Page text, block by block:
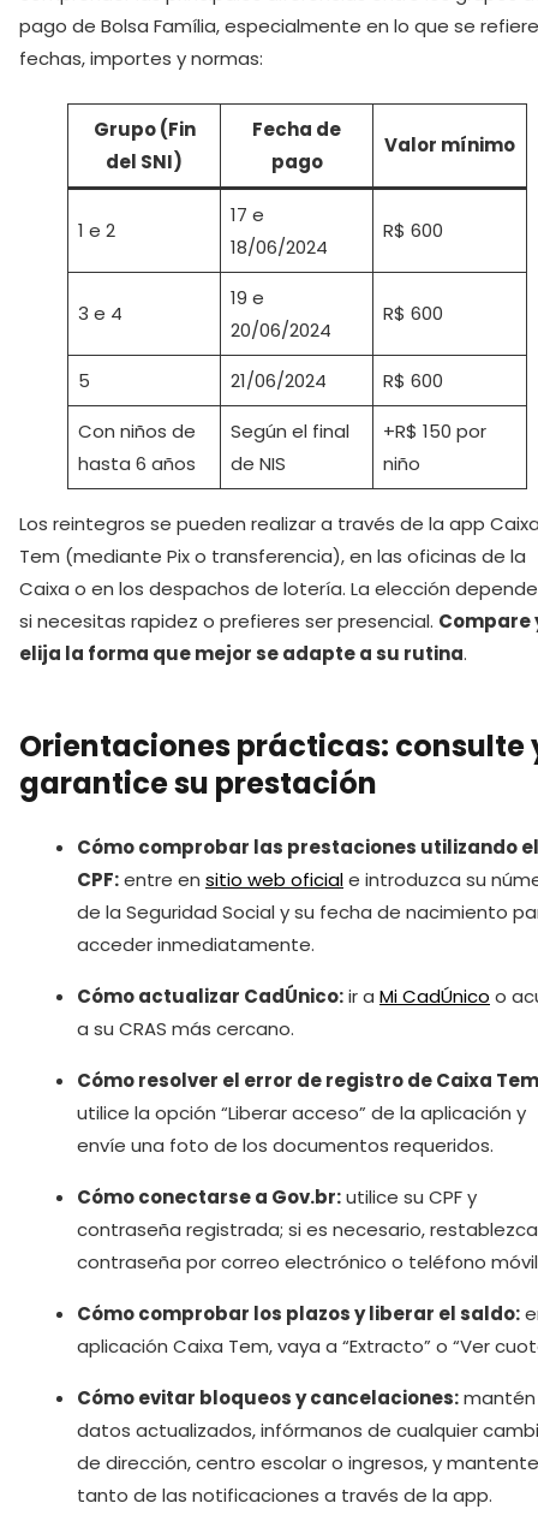
pago de Bolsa Família, especialmente en lo que se
fechas, importes y normas:
Grupo (Fin
del SNI)
Fecha de
pago
Valor mínimo
1 e 2
17 e
18/06/2024
R$ 600
3 e 4
19 e
20/06/2024
R$ 600
5 21/06/2024
R$ 600
Con niños de
hasta 6 años
Según el final
de NIS
+R$ 150 por
niño
Los reintegros se pueden realizar a través de la app
Tem (mediante Pix o transferencia), en las oficinas de la
Caixa o en los despachos de lotería. La elección
si necesitas rapidez o prefieres ser presencial. Compare
elija la forma que mejor se adapte a su rutina.
Orientaciones prácticas: consulte
garantice su prestación
Cómo comprobar las prestaciones utilizando el
CPF:entre en sitio web oficiale introduzca su
de la Seguridad Social y su fecha de nacimiento
acceder inmediatamente.
Cómo actualizar CadÚnico:ir a Mi CadÚnico o
a su CRAS más cercano.
Cómo resolver el error de registro de Caixa
utilice la opción “Liberar acceso” de la aplicación y
envíe una foto de los documentos requeridos.
Cómo conectarse a Gov.br:utilice su CPF y
contraseña registrada; si es necesario,
contraseña por correo electrónico o teléfono
Cómo comprobar los plazos y liberar el saldo:
aplicación Caixa Tem, vaya a “Extracto” o “Ver
Cómo evitar bloqueos y cancelaciones:
datos actualizados, infórmanos de cualquier
de dirección, centro escolar o ingresos, y
tanto de las notificaciones a través de la app.